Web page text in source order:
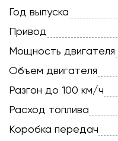
Год выпуска
Привод
Мощность двигателя
Объем двигателя
Разгон до 100 км/ч
Расход топлива
Коробка передач